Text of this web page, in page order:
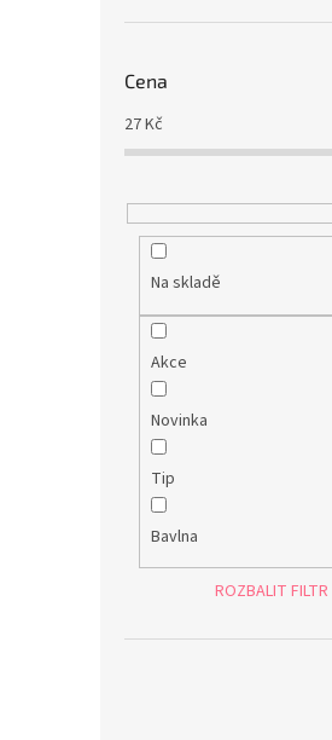
Cena
27Kč
Na skladě
Akce
Novinka
Tip
Bavlna
ROZBALIT FILTR